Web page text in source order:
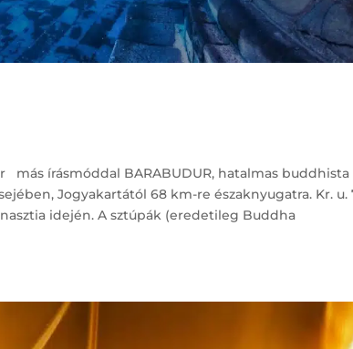
más írásmóddal BARABUDUR, hatalmas buddhista
Jogyakartától 68 km-re északnyugatra. Kr. u.
idején. A sztúpák (eredetileg Buddha